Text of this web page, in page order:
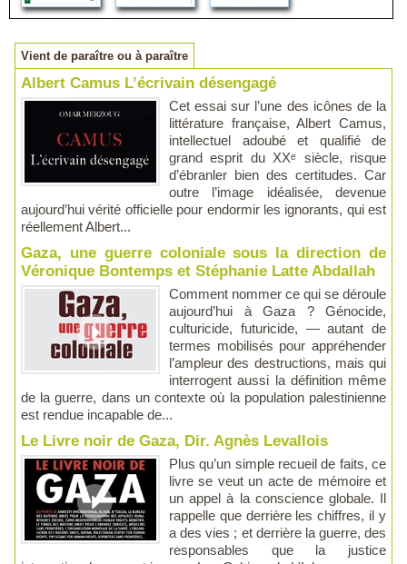
Vient de paraître ou à paraître
Albert Camus L’écrivain désengagé
Cet essai sur l’une des icônes de la
littérature française, Albert Camus,
intellectuel adoubé et qualifié de
grand esprit du XXᵉ siècle, risque
d’ébranler bien des certitudes. Car
outre l’image idéalisée, devenue
aujourd’hui vérité officielle pour endormir les ignorants, qui est
réellement Albert...
Gaza, une guerre coloniale sous la direction de
Véronique Bontemps et Stéphanie Latte Abdallah
Comment nommer ce qui se déroule
aujourd’hui à Gaza ? Génocide,
culturicide, futuricide, — autant de
termes mobilisés pour appréhender
l’ampleur des destructions, mais qui
interrogent aussi la définition même
de la guerre, dans un contexte où la population palestinienne
est rendue incapable de...
Le Livre noir de Gaza, Dir. Agnès Levallois
Plus qu’un simple recueil de faits, ce
livre se veut un acte de mémoire et
un appel à la conscience globale. Il
rappelle que derrière les chiffres, il y
a des vies ; et derrière la guerre, des
responsables que la justice